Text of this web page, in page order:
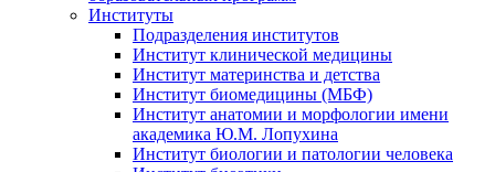
Институты
Подразделения институтов
Институт клинической медицины
Институт материнства и детства
Институт биомедицины (МБФ)
Институт анатомии и морфологии имени
академика Ю.М. Лопухина
Институт биологии и патологии человека